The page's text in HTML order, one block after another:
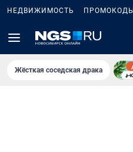
НЕДВИЖИМОСТЬ ПРОМОКОДЫ
Жёсткая соседская драка